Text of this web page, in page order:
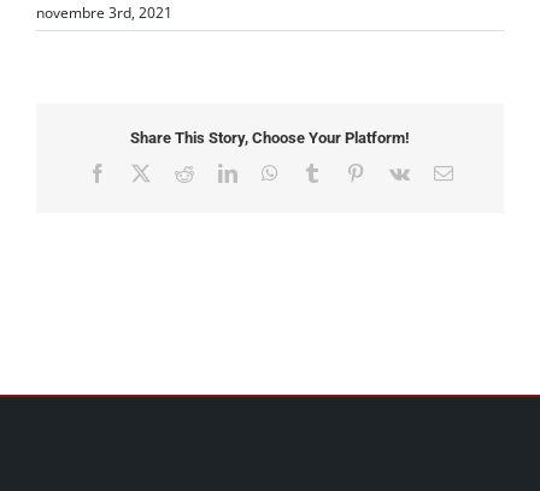
novembre 3rd, 2021
Share This Story, Choose Your Platform!
Facebook RedditLinkedInWhatsApp
Tumblr Pinterest
Vk Email